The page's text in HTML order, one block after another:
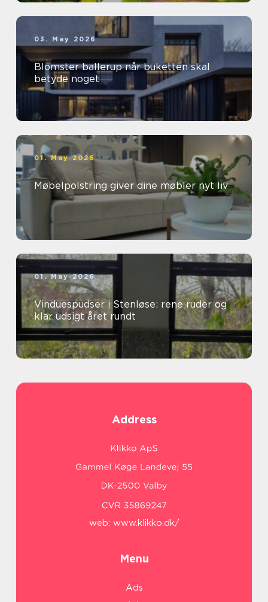
03. May 2026
Blomster ballerup når buketten skal
betyde noget
01. May 2026
Møbelpolstring giver dine møbler nyt liv
01. May 2026
Vinduespudser i Stenløse: rene ruder og
klar udsigt året rundt
Address
web: www.klikko.dk/
Menu
Ads